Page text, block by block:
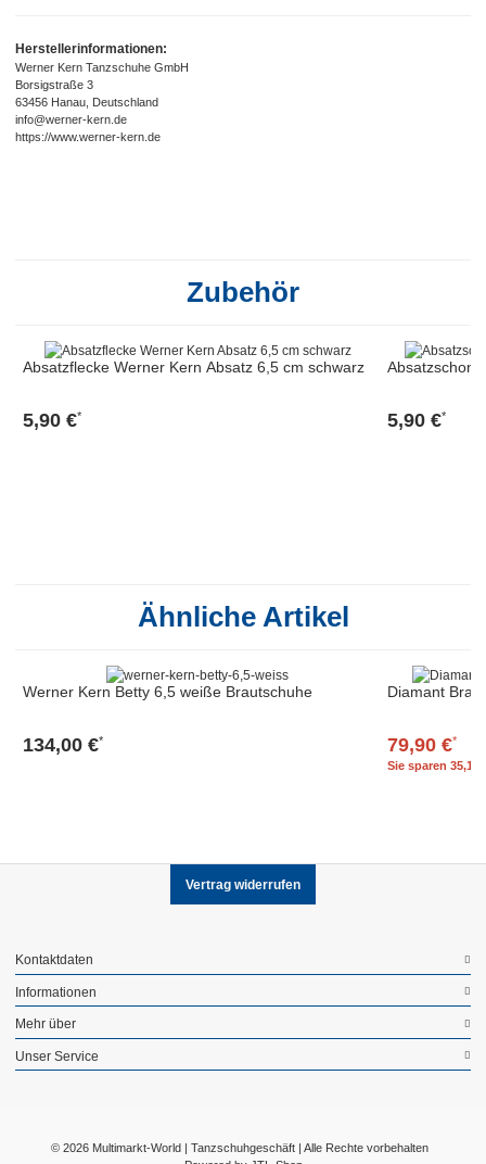
Herstellerinformationen:
Werner Kern Tanzschuhe GmbH
Borsigstraße 3
63456 Hanau, Deutschland
info@werner-kern.de
https://www.werner-kern.de
Zubehör
Absatzflecke Werner Kern Absatz 6,5 cm schwarz
5,90 €* 5,90 €*
Ähnliche Artikel
Werner Kern Betty 6,5 weiße Brautschuhe
134,00 €*
Diamant
79,90 €*
Sie sparen 35,10
Vertrag widerrufen
Kontaktdaten
Informationen
Mehr über
Unser Service
© 2026 Multimarkt-World | Tanzschuhgeschäft | Alle Rechte vorbehalten